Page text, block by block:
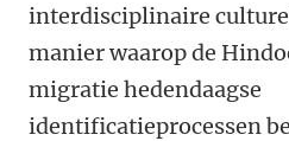
interdisciplinaire
manier waarop de
migratie hedendaagse
identificatieprocessen